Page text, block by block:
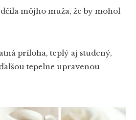
môjho muža, že by mohol
príloha, teplý aj studený,
tepelne upravenou